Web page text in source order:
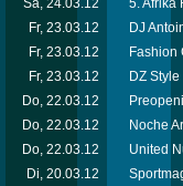
Sa, 24.03.12
5. Afrika
Fr, 23.03.12
DJ
Fr, 23.03.12
Fashion
Fr, 23.03.12
DZ
Do, 22.03.12
Do, 22.03.12
Noche
Do, 22.03.12
United
Di, 20.03.12